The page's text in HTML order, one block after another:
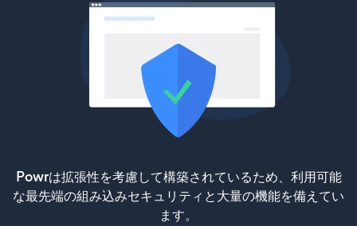
Powrは拡張性を考慮して構築されているため、利用可能
な最先端の組み込みセキュリティと大量の機能を備えてい
ます。